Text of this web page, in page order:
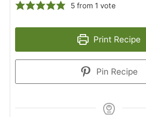
5 from 1 vote
Print Recipe
Pin Recipe